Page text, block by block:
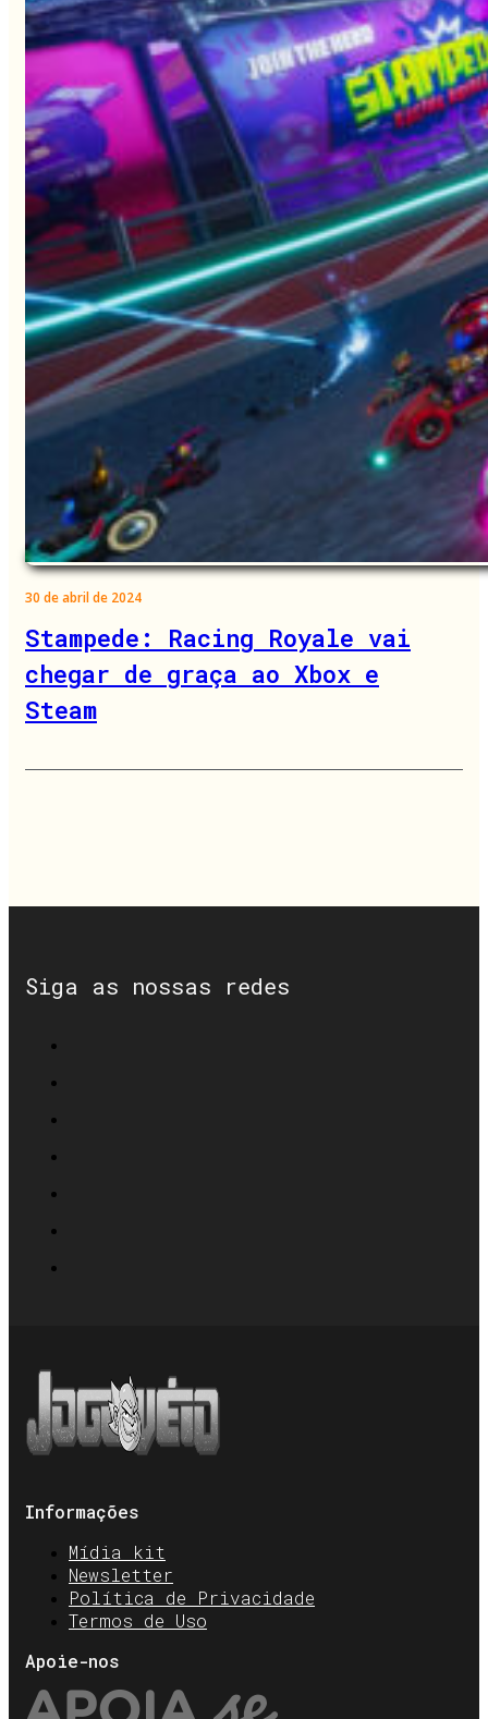
30 de abril de 2024
Stampede: Racing Royale vai
chegar de graça ao Xbox e
Steam
Siga as nossas redes
Informações
Mídia kit
Newsletter
Política de Privacidade
Termos de Uso
Apoie-nos